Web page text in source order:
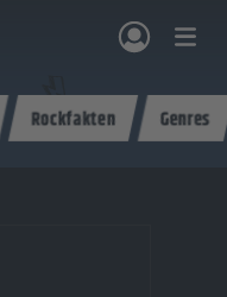
ROCKCOMMUNITY SHOPPEN
Rockfakten Genres